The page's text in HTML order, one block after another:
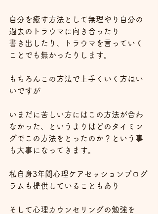
自分を癒す方法として無理やり自分の
過去のトラウマに向き合ったり
書き出したり、トラウマを言っていく
ことでも無かったりします。
もちろんこの方法で上手くいく方はい
いですが
いまだに苦しい方にはこの方法が合わ
なかった、というよりはどのタイミン
グでこの方法をとったのか？という事
も大事になってきます。
私自身3年間心理ケアセッションプログ
ラムも提供していることもあり
そして心理カウンセリングの勉強を